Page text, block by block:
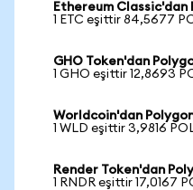
Ethereum
1 ETC eşittir 84,5677
GHO Token'dan
1 GHO eşittir 12,8693
Worldcoin'dan
1 WLD eşittir 3,9816
Render Token'dan
1 RNDR eşittir 17,0167